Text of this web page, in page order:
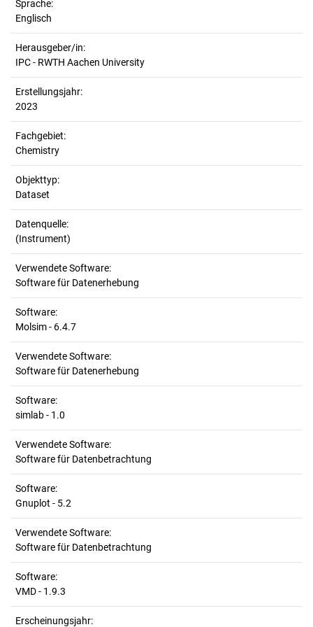
Sprache:
Englisch
Herausgeber/in:
IPC - RWTH Aachen University
Erstellungsjahr:
2023
Fachgebiet:
Chemistry
Objekttyp:
Dataset
Datenquelle:
(Instrument)
Verwendete Software:
Software für Datenerhebung
Software:
Molsim - 6.4.7
Verwendete Software:
Software für Datenerhebung
Software:
simlab - 1.0
Verwendete Software:
Software für Datenbetrachtung
Software:
Gnuplot - 5.2
Verwendete Software:
Software für Datenbetrachtung
Software:
VMD - 1.9.3
Erscheinungsjahr: